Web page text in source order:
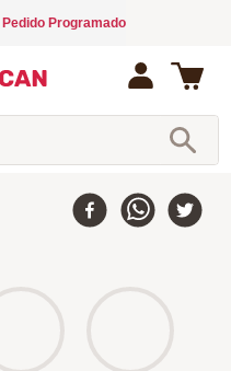
Pedido Programado